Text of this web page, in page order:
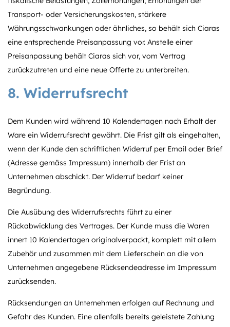
Transport- oder Versicherungskosten, stärkere
Währungsschwankungen oder ähnliches, so behält sich Ciaras
eine entsprechende Preisanpassung vor. Anstelle einer
Preisanpassung behält Ciaras sich vor, vom Vertrag
zurückzutreten und eine neue Offerte zu unterbreiten.
8. Widerrufsrecht
Dem Kunden wird während 10 Kalendertagen nach Erhalt der
Ware ein Widerrufsrecht gewährt. Die Frist gilt als eingehalten,
wenn der Kunde den schriftlichen Widerruf per Email oder Brief
(Adresse gemäss Impressum) innerhalb der Frist an
Unternehmen abschickt. Der Widerruf bedarf keiner
Begründung.
Die Ausübung des Widerrufsrechts führt zu einer
Rückabwicklung des Vertrages. Der Kunde muss die Waren
innert 10 Kalendertagen originalverpackt, komplett mit allem
Zubehör und zusammen mit dem Lieferschein an die von
Unternehmen angegebene Rücksendeadresse im Impressum
zurücksenden.
Rücksendungen an Unternehmen erfolgen auf Rechnung und
Gefahr des Kunden. Eine allenfalls bereits geleistete Zahlung